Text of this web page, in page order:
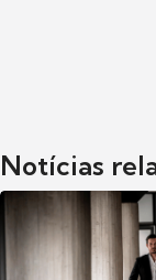
Notícias